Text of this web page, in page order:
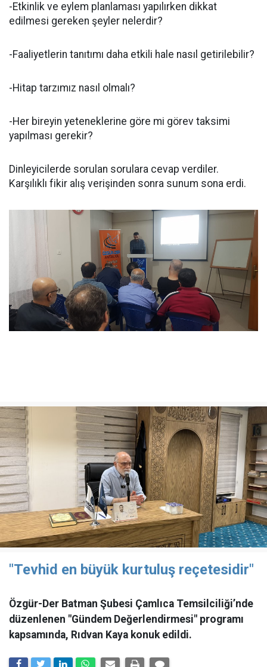
-Etkinlik ve eylem planlaması yapılırken dikkat
edilmesi gereken şeyler nelerdir?
-Faaliyetlerin tanıtımı daha etkili hale nasıl getirilebilir?
-Hitap tarzımız nasıl olmalı?
-Her bireyin yeteneklerine göre mi görev taksimi
yapılması gerekir?
Dinleyicilerde sorulan sorulara cevap verdiler.
Karşılıklı fikir alış verişinden sonra sunum sona erdi.
"Tevhid en büyük kurtuluş reçetesidir"
Özgür-Der Batman Şubesi Çamlıca Temsilciliği’nde
düzenlenen "Gündem Değerlendirmesi" programı
kapsamında, Rıdvan Kaya konuk edildi.